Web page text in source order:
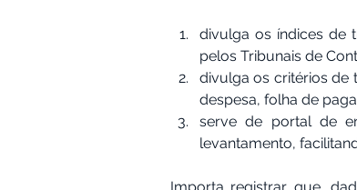
divulga os índices de
pelos Tribunais de
divulga os critérios de
despesa, folha de
serve de portal de
levantamento,